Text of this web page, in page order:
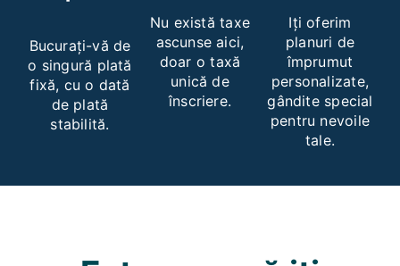
Bucurați-vă de
o singură plată
fixă, cu o dată
de plată
stabilită.
Nu există taxe
ascunse aici,
doar o taxă
unică de
înscriere.
Iți oferim
planuri de
împrumut
personalizate,
gândite special
pentru nevoile
tale.